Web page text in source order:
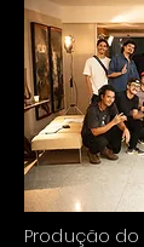
Produção